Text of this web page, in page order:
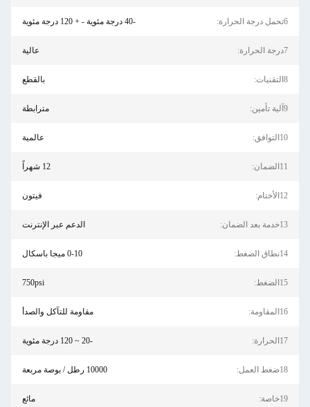
6تحمل درجة الحرارة: -40 درجة مئوية - + 120 درجة مئوية
7درجة الحرارة: عالية
8التقنيات: بالقطع
9آلية تأمين: مترابطة
10التوافق: عالمية
11الضمان: 12 شهراً
12الأختام: فيتون
13خدمة بعد الضمان: الدعم عبر الإنترنت
14نطاق الضغط: 0-10 ميجا باسكال
15الضغط: 750psi
16المقاومة: مقاومة للتآكل والصدأ
17الحرارة: -20 ~ 120 درجة مئوية
18ضغط العمل: 10000 رطل / بوصة مربعة
19خاصة: مائع